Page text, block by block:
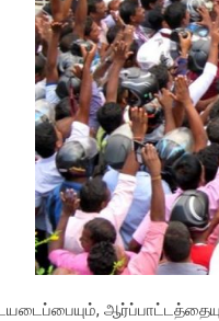
ஆர்ப்பாட்டத்தையும்